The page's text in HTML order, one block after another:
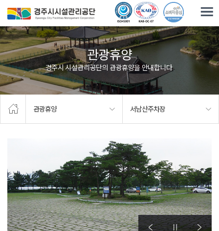
관광휴양
경주시 시설관리공단의 관광휴양을 안내합니다.
관광휴양 서남산주차장